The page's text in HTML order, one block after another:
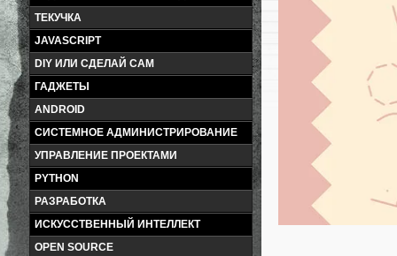
ТЕКУЧКА
JAVASCRIPT
DIY ИЛИ СДЕЛАЙ САМ
ГАДЖЕТЫ
ANDROID
СИСТЕМНОЕ АДМИНИСТРИРОВАНИЕ
УПРАВЛЕНИЕ ПРОЕКТАМИ
PYTHON
РАЗРАБОТКА
ИСКУССТВЕННЫЙ ИНТЕЛЛЕКТ
OPEN SOURCE